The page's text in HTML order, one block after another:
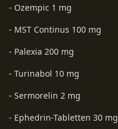
- Ozempic 1 mg
- MST Continus 100 mg
- Palexia 200 mg
- Turinabol 10 mg
- Sermorelin 2 mg
- Ephedrin-Tabletten 30 mg